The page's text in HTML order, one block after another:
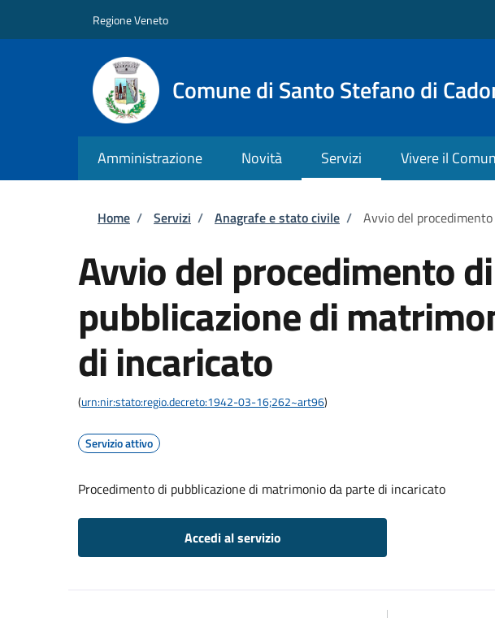
Regione Veneto
Comune di Santo Stefano di
Amministrazione Novità Servizi Vivere il
Briciole di pane
Home / Servizi / Anagrafe e stato civile / Avvio del
Avvio del procedimento di
pubblicazione di
di incaricato
(urn:nir:stato:regio.decreto:1942-03-16;262~art96)
Servizio attivo
Procedimento di pubblicazione di matrimonio da parte di incaricato
Accedi al servizio